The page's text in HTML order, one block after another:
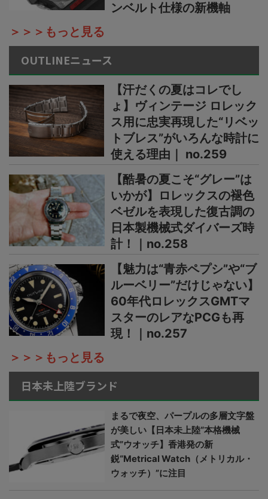
ンベルト仕様の新機軸
＞＞＞もっと見る
OUTLINEニュース
【汗だくの夏はコレでし
ょ】ヴィンテージ ロレック
ス用に忠実再現した“リベッ
トブレス”がいろんな時計に
使える理由｜ no.259
【酷暑の夏こそ“グレー”は
いかが】ロレックスの褪色
ベゼルを表現した復古調の
日本製機械式ダイバーズ時
計！｜no.258
【魅力は“青赤ペプシ”や“ブ
ルーベリー”だけじゃない】
60年代ロレックスGMTマ
スターのレアなPCGも再
現！｜no.257
＞＞＞もっと見る
日本未上陸ブランド
まるで夜空、パープルの多層文字盤
が美しい【日本未上陸“本格機械
式”ウオッチ】香港発の新
鋭“Metrical Watch（メトリカル・
ウォッチ）”に注目